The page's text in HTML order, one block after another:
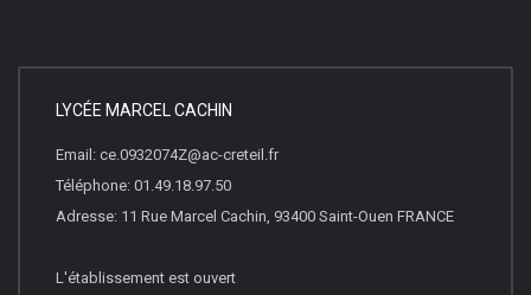
LYCÉE MARCEL CACHIN
Email: ce.0932074Z@ac-creteil.fr
Téléphone: 01.49.18.97.50
Adresse: 11 Rue Marcel Cachin, 93400 Saint-Ouen FRANCE
L'établissement est ouvert